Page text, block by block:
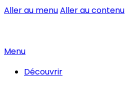
Aller au menuAller au contenu
Menu
Découvrir